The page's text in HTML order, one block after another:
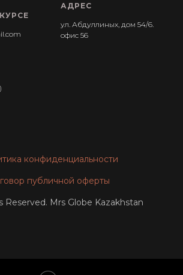
АДРЕС
ул. Абдуллиных, дом 54/6.
офис 56
конфиденциальности
публичной оферты
Reserved. Mrs Globe Kazakhstan